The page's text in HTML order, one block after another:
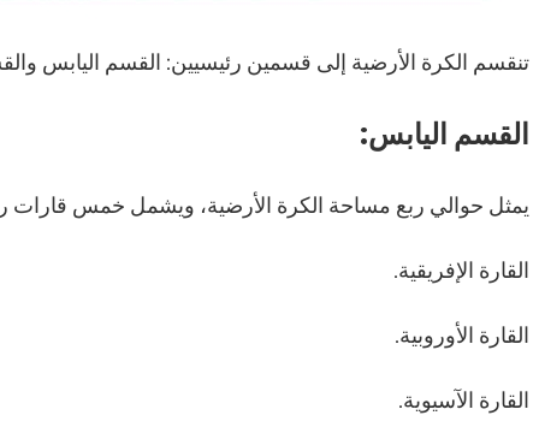
تنقسم الكرة الأرضية إلى قسمين رئيسيين: القسم اليابس
القسم اليابس:
يمثل حوالي ربع مساحة الكرة الأرضية، ويشمل خمس قارات
القارة الإفريقية.
القارة الأوروبية.
القارة الآسيوية.